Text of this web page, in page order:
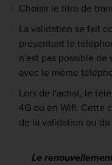
Choisir le titre de
La validation se fait
présentant le
n'est pas possible de
avec le même
Lors de l'achat, le
4G ou en Wifi. Cette
de la validation ou
Le